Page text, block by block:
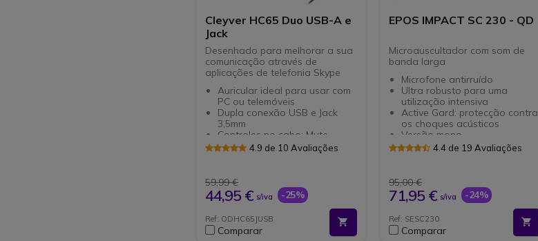
Cleyver HC65 Duo USB-A e
Jack
Desenhado para melhorar a sua
comunicação através de
aplicações de telefonia Skype
Auricular ideal para usar com
PC ou telemóveis
Dupla conexão USB e Jack
3,5mm
Controles no cabo: Mute,
volume, atender/desligar
Versão Duo: diadema e
conforto
Experiência excelente de
audio
Compatível com todos os
softphones
Optimizado para Skype
4.9 de 10 Avaliações
59,99 €
44,95 € s/iva -25%
Ref: ODHC65JUSB
Comparar
EPOS IMPACT SC 230 - QD
Microauscultador com som de
banda larga
Microfone antirruído
Ultra robusto para uma
utilização intensiva
Active Gard: protecção contra
os choques acústicos
Versão mono
4.4 de 19 Avaliações
95,00 €
71,95 € s/iva -24%
Ref: SESC230
Comparar